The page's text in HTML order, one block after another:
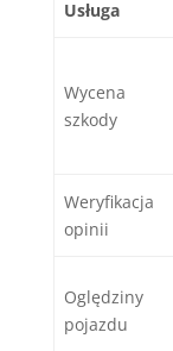
Usługa
Wycena
szkody
Weryfikacja
opinii
Oględziny
pojazdu